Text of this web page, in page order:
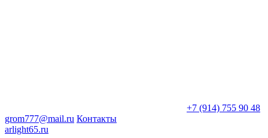
+7 (914) 755 90 48
grom777@mail.ru Контакты
arlight65.ru